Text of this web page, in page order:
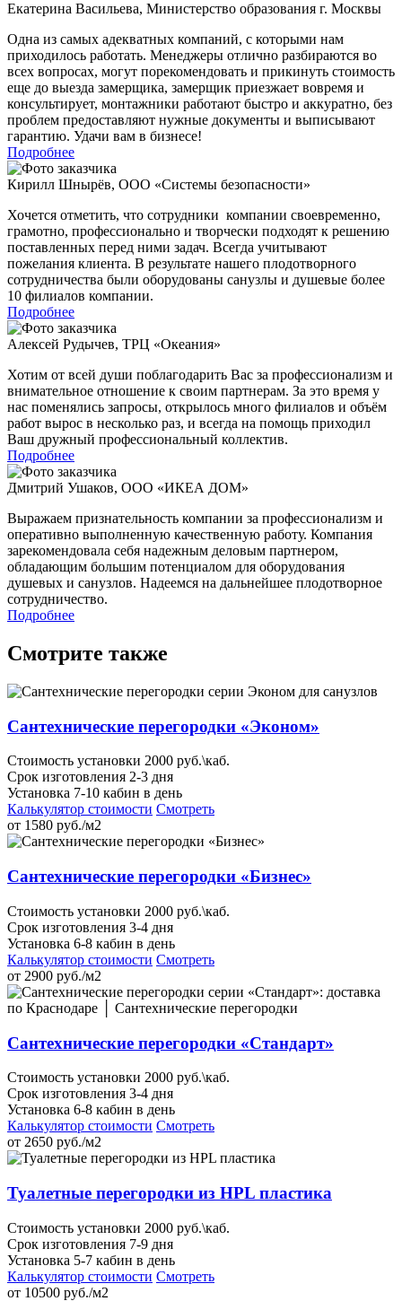
Екатерина Васильева, Министерство образования г. Москвы
Одна из самых адекватных компаний, с которыми нам
приходилось работать. Менеджеры отлично разбираются во
всех вопросах, могут порекомендовать и прикинуть стоимость
еще до выезда замерщика, замерщик приезжает вовремя и
консультирует, монтажники работают быстро и аккуратно, без
проблем предоставляют нужные документы и выписывают
гарантию. Удачи вам в бизнесе!
Подробнее
Кирилл Шнырёв, ООО «Системы безопасности»
Хочется отметить, что сотрудники компании своевременно,
грамотно, профессионально и творчески подходят к решению
поставленных перед ними задач. Всегда учитывают
пожелания клиента. В результате нашего плодотворного
сотрудничества были оборудованы санузлы и душевые более
10 филиалов компании.
Подробнее
Алексей Рудычев, ТРЦ «Океания»
Хотим от всей души поблагодарить Вас за профессионализм и
внимательное отношение к своим партнерам. За это время у
нас поменялись запросы, открылось много филиалов и объём
работ вырос в несколько раз, и всегда на помощь приходил
Ваш дружный профессиональный коллектив.
Подробнее
Дмитрий Ушаков, ООО «ИКЕА ДОМ»
Выражаем признательность компании за профессионализм и
оперативно выполненную качественную работу. Компания
зарекомендовала себя надежным деловым партнером,
обладающим большим потенциалом для оборудования
душевых и санузлов. Надеемся на дальнейшее плодотворное
сотрудничество.
Подробнее
Смотрите также
Сантехнические перегородки «Эконом»
Стоимость установки 2000 руб.\каб.
Срок изготовления 2-3 дня
Установка 7-10 кабин в день
Калькулятор стоимости Смотреть
от 1580 руб./м2
Сантехнические перегородки «Бизнес»
Стоимость установки 2000 руб.\каб.
Срок изготовления 3-4 дня
Установка 6-8 кабин в день
Калькулятор стоимости Смотреть
от 2900 руб./м2
Сантехнические перегородки «Стандарт»
Стоимость установки 2000 руб.\каб.
Срок изготовления 3-4 дня
Установка 6-8 кабин в день
Калькулятор стоимости Смотреть
от 2650 руб./м2
Туалетные перегородки из HPL пластика
Стоимость установки 2000 руб.\каб.
Срок изготовления 7-9 дня
Установка 5-7 кабин в день
Калькулятор стоимости Смотреть
от 10500 руб./м2